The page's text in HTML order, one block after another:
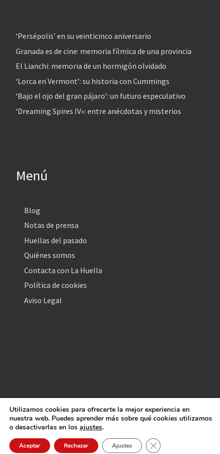
‘Persépolis’ en su veinticinco aniversario
Granada es de cine: memoria fílmica de una provincia
El Lianchi: memoria de un hormigón olvidado
‘Lorca en Vermont’: su historia con Cummings
‘Bajo el ojo del gran pájaro’: un futuro especulativo
‘Dreaming Spires IV»: entre anécdotas y misterios
Menú
Blog
Notas de prensa
Huellas del pasado
Quiénes somos
Contacta con La Huella
Política de cookies
Aviso Legal
© 2026La Huella Digital– Todos los derechos reservados
Utilizamos cookies para ofrecerte la mejor experiencia en
nuestra web. Puedes aprender más sobre qué cookies utilizamos
o desactivarlas en los ajustes.
Aceptar Rechazar Ajustes Cerrar el banner de